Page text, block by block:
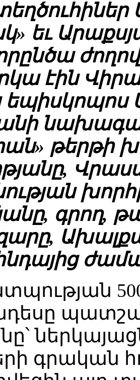
եւ
էին
եպիսկոպոս
թերթի
գրող,
գրական